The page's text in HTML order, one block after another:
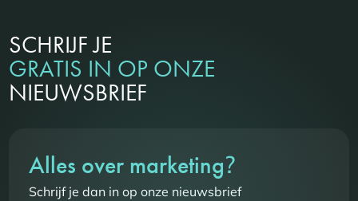
SCHRIJF JE
GRATIS IN OP ONZE
NIEUWSBRIEF
Alles over marketing?
Schrijf je dan in op onze nieuwsbrief